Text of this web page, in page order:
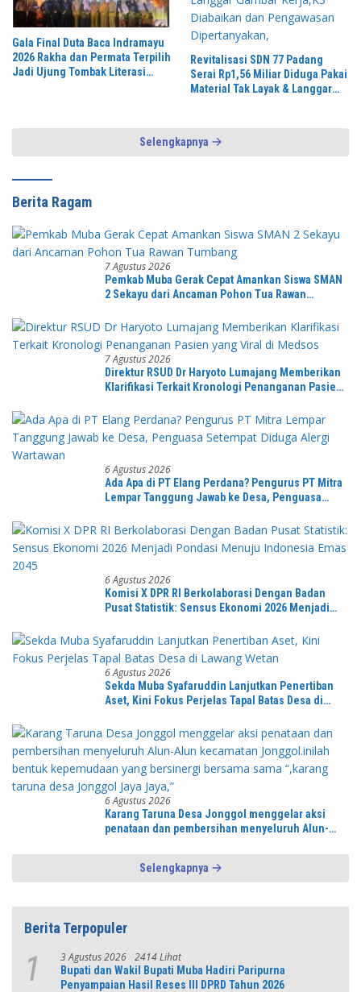
Gala Final Duta Baca Indramayu
2026 Rakha dan Permata Terpilih
Jadi Ujung Tombak Literasi
Revitalisasi SDN 77 Padang
Serai Rp1,56 Miliar Diduga Pakai
Material Tak Layak & Langgar
Selengkapnya
Berita Ragam
7 Agustus 2026
Pemkab Muba Gerak Cepat Amankan Siswa SMAN
2 Sekayu dari Ancaman Pohon Tua Rawan
7 Agustus 2026
Direktur RSUD Dr Haryoto Lumajang Memberikan
Klarifikasi Terkait Kronologi Penanganan Pasien
6 Agustus 2026
Ada Apa di PT Elang Perdana? Pengurus PT Mitra
Lempar Tanggung Jawab ke Desa, Penguasa
6 Agustus 2026
Komisi X DPR RI Berkolaborasi Dengan Badan
Pusat Statistik: Sensus Ekonomi 2026 Menjadi
6 Agustus 2026
Sekda Muba Syafaruddin Lanjutkan Penertiban
Aset, Kini Fokus Perjelas Tapal Batas Desa di
6 Agustus 2026
Karang Taruna Desa Jonggol menggelar aksi
penataan dan pembersihan menyeluruh Alun-
kepemudaan yang bersinergi bersama sama
“,karang taruna desa Jonggol Jaya Jaya,”
Selengkapnya
Berita Terpopuler
1 3 Agustus 2026 2414 Lihat
Bupati dan Wakil Bupati Muba Hadiri Paripurna
Penyampaian Hasil Reses III DPRD Tahun 2026